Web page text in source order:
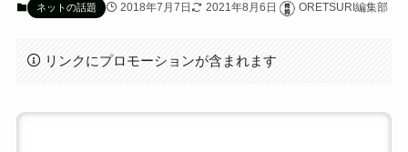
ネットの話題 2018年7月7日 2021年8月6日 ORETSURI編集部
リンクにプロモーションが含まれます